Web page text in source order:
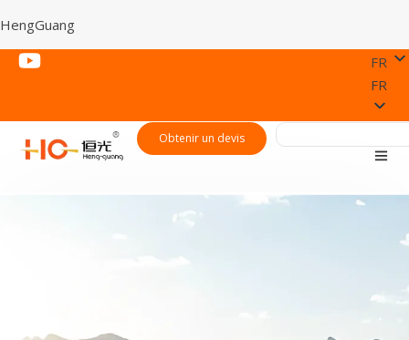
HengGuang
FR
FR
Obtenir un devis